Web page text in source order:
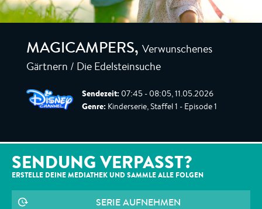
MAGICAMPERS, Verwunschenes
Gärtnern / Die Edelsteinsuche
Sendezeit: 07:45 - 08:05, 11.05.2026
Genre: Kinderserie, Staffel 1 - Episode 1
SENDUNG VERPASST?
ERSTELLE DEINE MEDIATHEK UND SAMMLE ALLE FOLGEN
SERIE AUFNEHMEN